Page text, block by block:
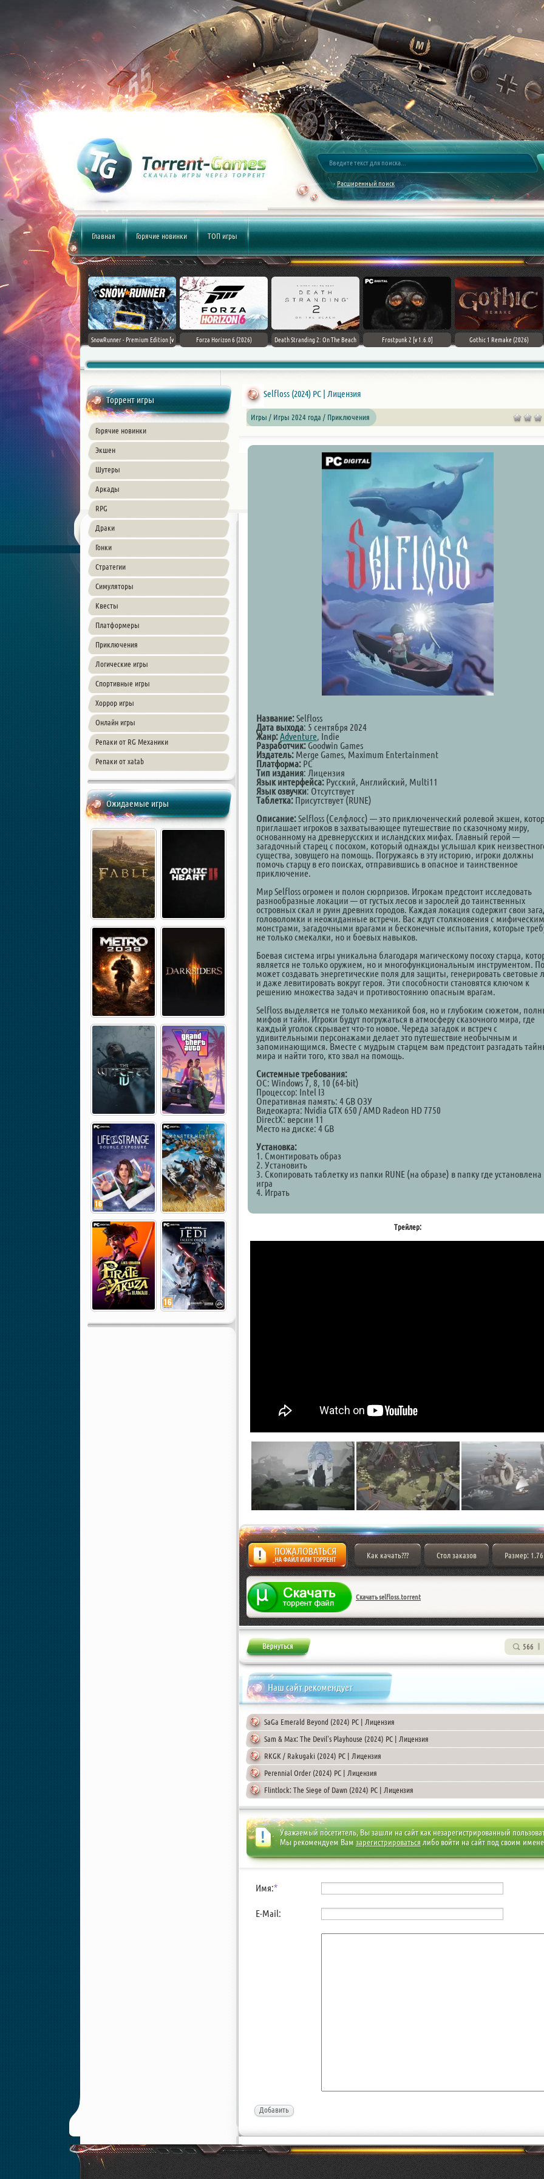
Расширенный поиск
Главная Горячие новинки ТОП игры
Assassin's Creed Black Flag
Resynced (2026) PC
SnowRunner - Premium Edition [v
Forza Horizon 6 (2026) Death Stranding 2: On The Beach Frostpunk 2 [v 1.6.0] Gothic 1 Remake (2026)
Торрент игры
Горячие новинки
Экшен
Шутеры
Аркады
RPG
Драки
Гонки
Стратегии
Симуляторы
Квесты
Платформеры
Приключения
Логические игры
Спортивные игры
Хоррор игры
Онлайн игры
Репаки от RG Механики
Репаки от xatab
Ожидаемые игры
Selfloss (2024) PC | Лицензия
Игры / Игры 2024 года / Приключения
Название:Selfloss
Дата выхода: 5 сентября 2024
Жанр:Adventure, Indie
Разработчик: Goodwin Games
Издатель: Merge Games, Maximum Entertainment
Платформа: PC
Тип издания: Лицензия
Язык интерфейса: Русский, Английский, Multi11
Язык озвучки: Отсутствует
Таблетка: Присутствует (RUNE)
Описание:Selfloss (Селфлосс) — это приключенческий ролевой экшен,
приглашает игроков в захватывающее путешествие по сказочному миру,
основанному на древнерусских и исландских мифах. Главный герой —
загадочный старец с посохом, который однажды услышал крик
существа, зовущего на помощь. Погружаясь в эту историю, игроки должны
помочь старцу в его поисках, отправившись в опасное и таинственное
приключение.
Мир Selfloss огромен и полон сюрпризов. Игрокам предстоит исследовать
разнообразные локации — от густых лесов и зарослей до таинственных
островных скал и руин древних городов. Каждая локация содержит свои
головоломки и неожиданные встречи. Вас ждут столкновения с
монстрами, загадочными врагами и бесконечные испытания, которые
не только смекалки, но и боевых навыков.
Боевая система игры уникальна благодаря магическому посоху старца,
является не только оружием, но и многофункциональным инструментом.
может создавать энергетические поля для защиты, генерировать световые
и даже левитировать вокруг героя. Эти способности становятся ключом к
решению множества задач и противостоянию опасным врагам.
Selfloss выделяется не только механикой боя, но и глубоким сюжетом,
мифов и тайн. Игроки будут погружаться в атмосферу сказочного мира, где
каждый уголок скрывает что-то новое. Череда загадок и встреч с
удивительными персонажами делает это путешествие необычным и
запоминающимся. Вместе с мудрым старцем вам предстоит разгадать
мира и найти того, кто звал на помощь.
Системные требования:
ОС: Windows 7, 8, 10 (64-bit)
Процессор: Intel I3
Оперативная память: 4 GB ОЗУ
Видеокарта: Nvidia GTX 650 / AMD Radeon HD 7750
DirectX: версии 11
Место на диске: 4 GB
Установка:
1. Смонтировать образ
2. Установить
3. Скопировать таблетку из папки RUNE (на образе) в папку где установлена
игра
4. Играть
Трейлер:
Жалоба
Как качать??? Стол заказов Размер:
Скачать selfloss.torrent
566
Наш сайт рекомендует
SaGa Emerald Beyond (2024) PC | Лицензия
Sam & Max: The Devil's Playhouse (2024) PC | Лицензия
RKGK / Rakugaki (2024) PC | Лицензия
Perennial Order (2024) PC | Лицензия
Flintlock: The Siege of Dawn (2024) PC | Лицензия
Уважаемый посетитель, Вы зашли на сайт как незарегистрированный
Мы рекомендуем Вам зарегистрироватьсялибо войти на сайт под своим
Имя:*
E-Mail:
Добавить